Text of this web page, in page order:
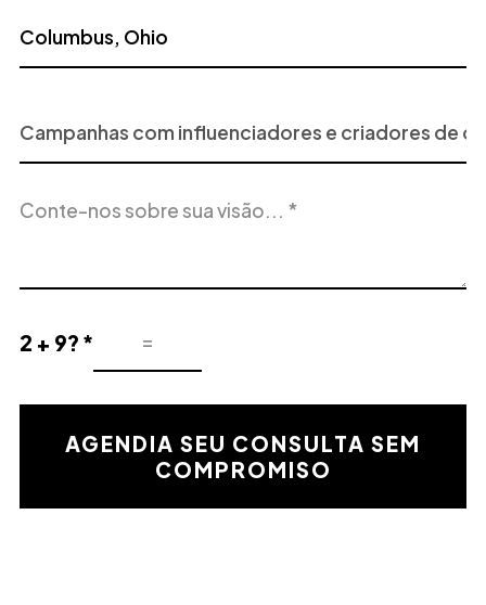
ou
Serviço
Interesse
do
2 + 9? *
Resultado
la
validaciónAGENDIA SEU CONSULTA SEM
COMPROMISO